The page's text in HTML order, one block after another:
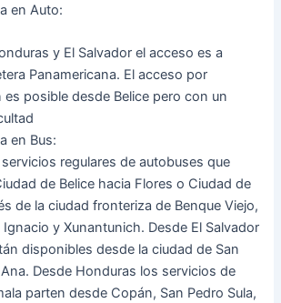
en Auto:
y El Salvador el acceso es a
Panamericana. El acceso por
es posible desde Belice pero con un
en Bus:
regulares de autobuses que
de Belice hacia Flores o Ciudad de
de la ciudad fronteriza de Benque Viejo,
y Xunantunich. Desde El Salvador
disponibles desde la ciudad de San
Desde Honduras los servicios de
parten desde Copán, San Pedro Sula,